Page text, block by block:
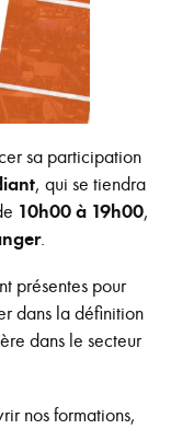
sa participation
, qui se tiendra
10h00 à 19h00,
.
présentes pour
dans la définition
dans le secteur
nos formations,